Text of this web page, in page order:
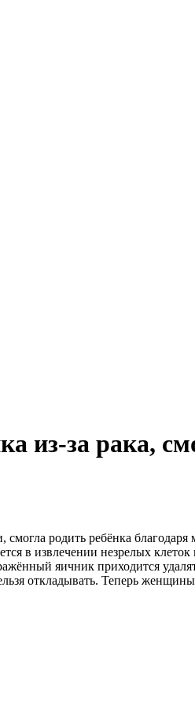
за рака,
родить ребёнка
в извлечении незрелых
яичник приходится
откладывать. Теперь